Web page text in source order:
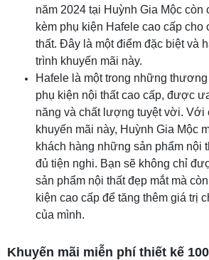
năm 2024 tại Huỳnh Gia Mộc còn
kèm phụ kiện Hafele cao cấp cho
thất. Đây là một điểm đặc biệt và
trình khuyến mãi này.
Hafele là một trong những
phụ kiện nội thất cao cấp, được
năng và chất lượng tuyệt vời. Với
khuyến mãi này, Huỳnh Gia Mộc
khách hàng những sản phẩm nội
đủ tiện nghi. Bạn sẽ không chỉ
sản phẩm nội thất đẹp mắt mà
kiện cao cấp để tăng thêm giá trị
của mình.
Khuyến mãi miễn phí thiết kế